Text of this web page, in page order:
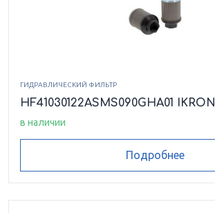
HB50A05G1
HEK 02-20.122-AS-RP025-VM-B17-B
HEK 05-30.195-FS-FG010-VM-B35-B
HEK 05-30.195-FS-FG010-VV-B35-B
ГИДРАВЛИЧЕСКИЙ ФИЛЬТР
HF41030122ASMS090GHA01 IKRON
в наличии
Подробнее